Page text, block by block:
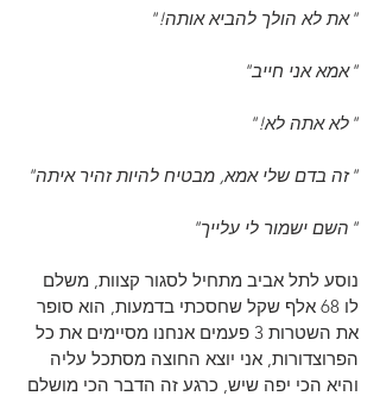
"את לא הולך להביא אותה!"
"אמא אני חייב"
"לא אתה לא!"
"זה בדם שלי אמא, מבטיח להיות זהיר איתה"
"השם ישמור לי עלייך"
נוסע לתל אביב מתחיל לסגור קצוות, משלם
לו 68 אלף שקל שחסכתי בדמעות, הוא סופר
את השטרות 3 פעמים אנחנו מסיימים את כל
הפרוצדורות, אני יוצא החוצה מסתכל עליה
והיא הכי יפה שיש, כרגע זה הדבר הכי מושלם